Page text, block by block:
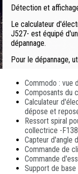
Détection et
Le calculateur
J527- est équipé
dépannage.
Pour le dépannage,
Commodo : vue
Composants du
Calculateur
dépose et
Ressort spiral
collectrice -
Capteur d'angle
Commande de
Commande
Support de